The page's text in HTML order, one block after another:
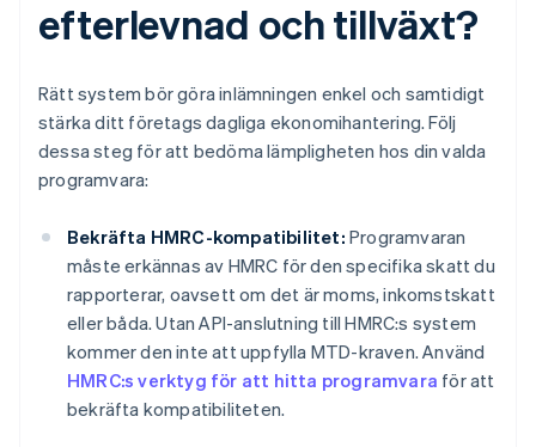
efterlevnad och tillväxt?
Rätt system bör göra inlämningen enkel och samtidigt
stärka ditt företags dagliga ekonomihantering. Följ
dessa steg för att bedöma lämpligheten hos din valda
programvara:
Bekräfta HMRC-kompatibilitet: Programvaran
måste erkännas av HMRC för den specifika skatt du
rapporterar, oavsett om det är moms, inkomstskatt
eller båda. Utan API-anslutning till HMRC:s system
kommer den inte att uppfylla MTD-kraven. Använd
HMRC:s verktyg för att hitta programvara för att
bekräfta kompatibiliteten.